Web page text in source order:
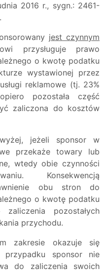
2016 r., sygn.: 2461-
jest czynnym
przysługuje prawo
o kwotę podatku
wystawionej przez
reklamowe (tj. 23%
pozostała część
zaliczona do kosztów
jeżeli sponsor w
przekaże towary lub
wtedy obie czynności
Konsekwencją
obu stron do
o kwotę podatku
pozostałych
przychodu.
zakresie okazuje się
sponsor nie
do zaliczenia swoich